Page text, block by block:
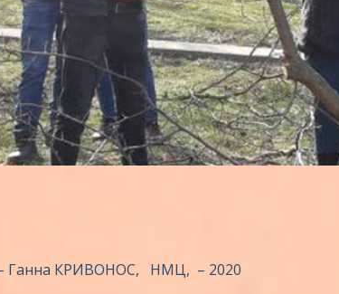
– Ганна КРИВОНОС, НМЦ, – 2020